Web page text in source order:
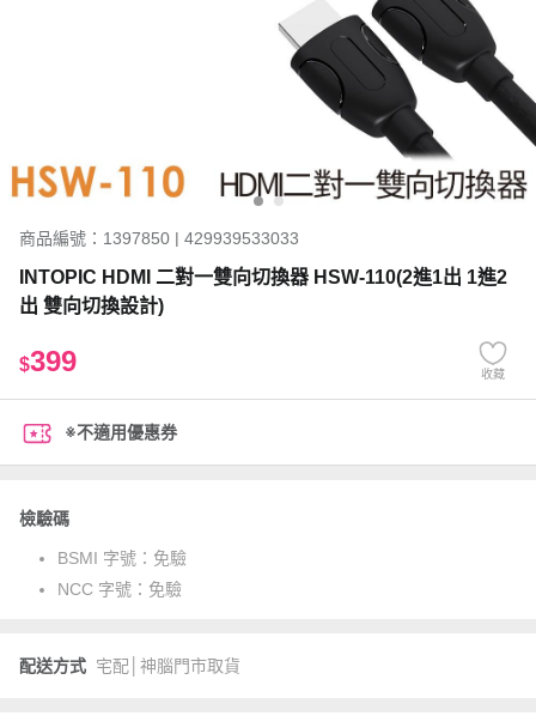
商品編號：1397850 | 429939533033
INTOPIC HDMI 二對一雙向切換器 HSW-110(2進1出 1進2
出 雙向切換設計)
$399 收藏
※不適用優惠券
檢驗碼
BSMI 字號： 免驗
NCC 字號： 免驗
配送方式 宅配│神腦門市取貨